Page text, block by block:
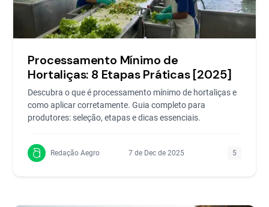
Processamento Mínimo de
Hortaliças: 8 Etapas Práticas [2025]
Descubra o que é processamento mínimo de hortaliças e
como aplicar corretamente. Guia completo para
produtores: seleção, etapas e dicas essenciais.
Redação Aegro 7 de Dec de 2025 5